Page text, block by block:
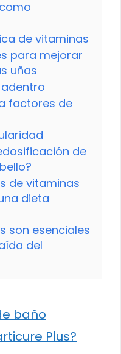
de vitaminas
para mejorar
uñas
factores de
de
de vitaminas
dieta
son esenciales
del
baño
Plus?